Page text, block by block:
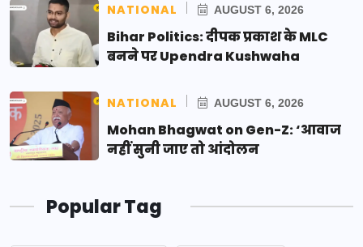
NATIONAL AUGUST 6, 2026
Bihar Politics: दीपक प्रकाश के MLC
बनने पर Upendra Kushwaha
NATIONAL AUGUST 6, 2026
Mohan Bhagwat on Gen-Z: ‘आवाज
नहीं सुनी जाए तो आंदोलन
Popular Tag